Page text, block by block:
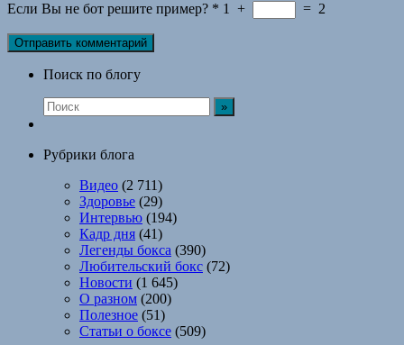
Если Вы не бот решите пример? * 1 + = 2
Поиск по блогу
Рубрики блога
Видео (2 711)
Здоровье (29)
Интервью (194)
Кадр дня (41)
Легенды бокса (390)
Любительский бокс (72)
Новости (1 645)
О разном (200)
Полезное (51)
Статьи о боксе (509)